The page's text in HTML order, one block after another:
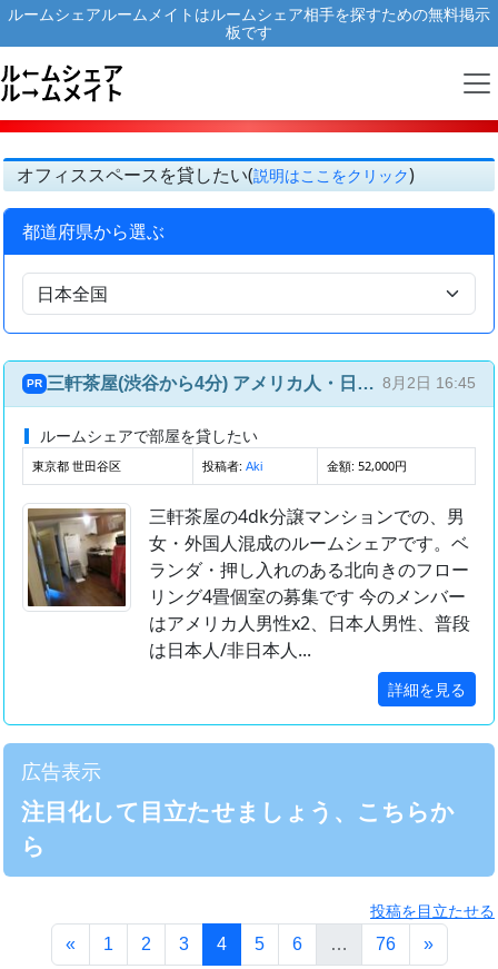
ルームシェアルームメイトはルームシェア相手を探すための無料掲示
板です
オフィススペースを貸したい(説明はここをクリック)
都道府県から選ぶ
PR 三軒茶屋(渋谷から4分) アメリカ人・日本人との国際ルームシェア(4部屋4人) 8月2日 16:45
ルームシェアで部屋を貸したい
東京都 世田谷区 投稿者: Aki 金額: 52,000円
三軒茶屋の4dk分譲マンションでの、男
女・外国人混成のルームシェアです。ベ
ランダ・押し入れのある北向きのフロー
リング4畳個室の募集です 今のメンバー
はアメリカ人男性x2、日本人男性、普段
は日本人/非日本人...
詳細を見る
広告表示
注目化して目立たせましょう、こちらか
ら
投稿を目立たせる
« 1 2 3 4(このページ)
5 6 … 76 »